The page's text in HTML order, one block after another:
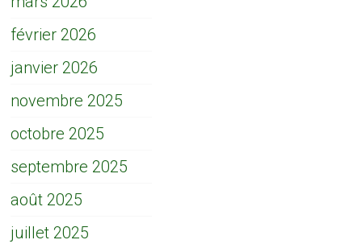
février 2026
janvier 2026
novembre 2025
octobre 2025
septembre 2025
août 2025
juillet 2025